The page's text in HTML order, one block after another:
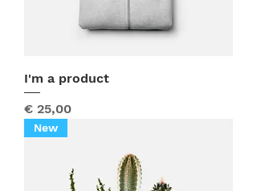
I'm a product
Prijs
€ 25,00
New